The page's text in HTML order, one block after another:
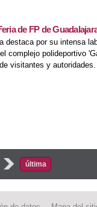
de FP de
por su intensa
complejo polideportivo
visitantes y autoridades.
› última